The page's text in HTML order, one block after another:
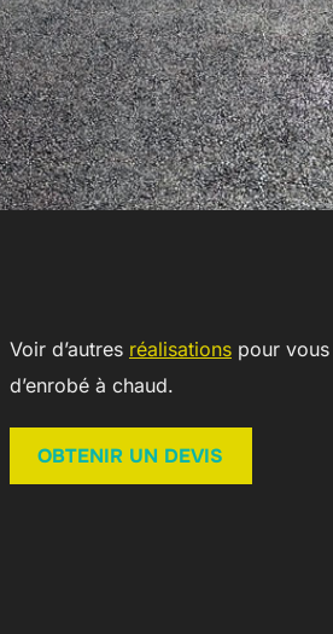
Voir d’autres réalisations pour
d’enrobé à chaud.
OBTENIR UN DEVIS